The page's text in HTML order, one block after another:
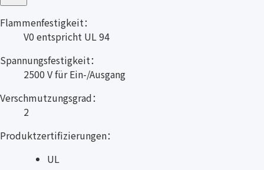
Flammenfestigkeit：
V0 entspricht UL 94
Spannungsfestigkeit：
2500 V für Ein-/Ausgang
Verschmutzungsgrad：
2
Produktzertifizierungen：
UL